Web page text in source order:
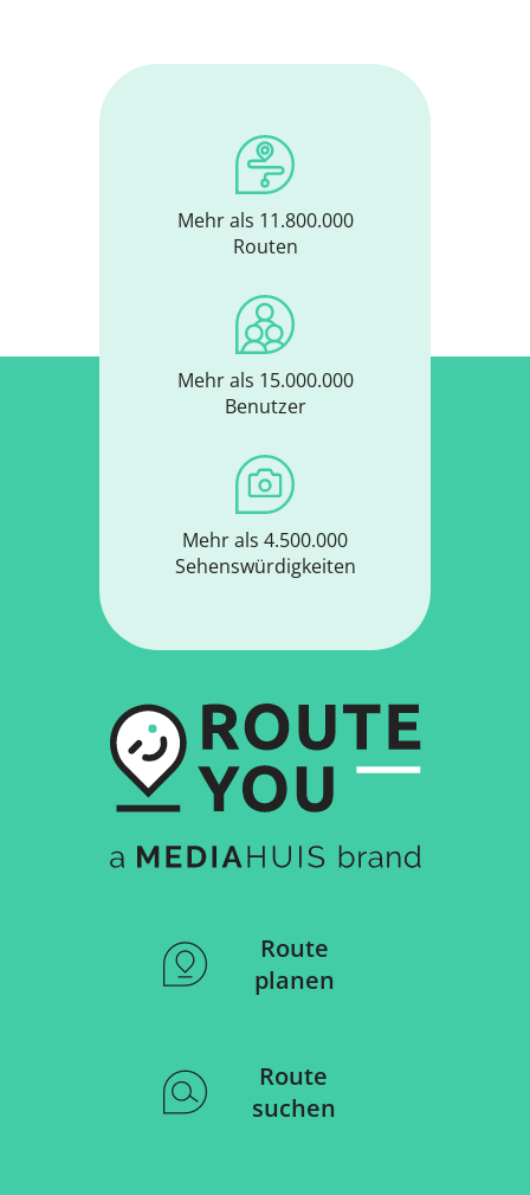
Mehr als 11.800.000
Routen
Mehr als 15.000.000
Benutzer
Mehr als 4.500.000
Sehenswürdigkeiten
Route
planen
Route
suchen